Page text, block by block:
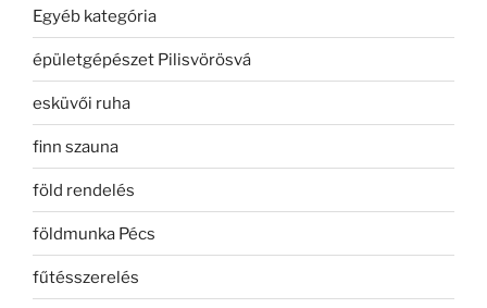
Egyéb kategória
épületgépészet Pilisvörösvá
esküvői ruha
finn szauna
föld rendelés
földmunka Pécs
fűtésszerelés